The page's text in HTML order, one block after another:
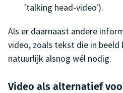
'talking head-video').
Als er daarnaast andere
video, zoals tekst die in
natuurlijk alsnog wél nodig.
Video als alternatief